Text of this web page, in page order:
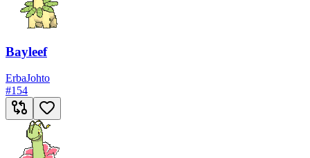
Bayleef
ErbaJohto
#154